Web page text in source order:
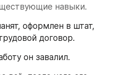
навыки.
оформлен в штат,
договор.
он завалил.